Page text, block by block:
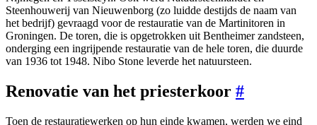
Steenhouwerij van Nieuwenborg (zo luidde destijds de naam van
het bedrijf) gevraagd voor de restauratie van de Martinitoren in
Groningen. De toren, die is opgetrokken uit Bentheimer zandsteen,
onderging een ingrijpende restauratie van de hele toren, die duurde
van 1936 tot 1948. Nibo Stone leverde het natuursteen.
Renovatie van het priesterkoor #
Toen de restauratiewerken op hun einde kwamen, werden we eind